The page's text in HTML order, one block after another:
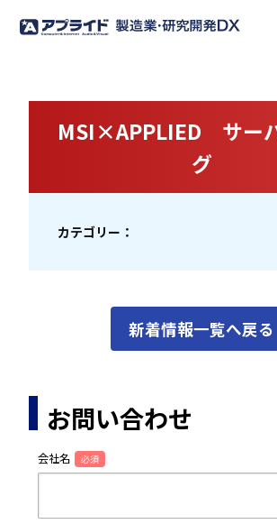
MSI×APPLIED サー
グ
カテゴリー：
新着情報一覧へ戻る
お問い合わせ
会社名 必須